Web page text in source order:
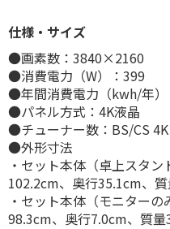
仕様・サイズ
●画素数：3840×2160
●消費電力（W）：399
●年間消費電力（kwh/年）
●パネル方式：4K液晶
●チューナー数：BS/CS
●外形寸法
・セット本体（卓上スタ
102.2cm、奥行35.1cm、
・セット本体（モニター
98.3cm、奥行7.0cm、質